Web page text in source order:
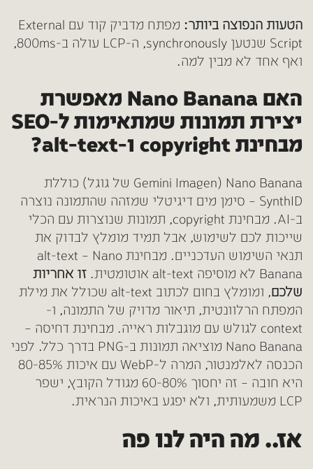
הטעות הנפוצה ביותר:
מפתח מדביק קוד עם External
Script שנטען synchronously, ה-LCP עולה ב-800ms,
ואף אחד לא מבין למה.
האם Nano Banana מאפשרת
יצירת תמונות שמתאימות ל-SEO
מבחינת copyright ו-alt-text?
Nano Banana (Gemini Imagen של גוגל) כוללת
SynthID – סימן מים דיגיטלי שמזהה שהתמונה נוצרה
ב-AI. מבחינת copyright, תמונות שנוצרות עם הכלי
שייכות לכם לשימוש, אבל תמיד מומלץ לבדוק את
תנאי השימוש העדכניים. מבחינת alt-text – Nano
Banana לא מוסיפה alt-text אוטומטית.
זו אחריות
שלכם
, ומומלץ בחום לכתוב alt-text שכולל את מילת
המפתח הרלוונטית, תיאור מדויק של התמונה, ו-
context לגולש עם מוגבלות ראייה. מבחינת דחיסה –
Nano Banana מוציאה תמונות ב-PNG בדרך כלל. לפני
הכנסה לאלמנטור, המרה ל-WebP עם איכות 80-85%
היא חובה – זה יחסוך 60-80% מגודל הקובץ, ישפר
LCP משמעותית, ולא יפגע באיכות הנראית.
אז.. מה היה לנו פה